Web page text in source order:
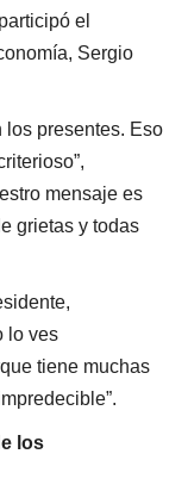
el
Sergio
los presentes. Eso
mensaje es
grietas y todas
lo ves
tiene muchas
los